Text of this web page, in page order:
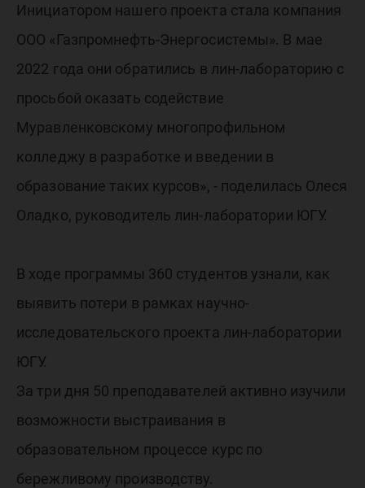
Инициатором нашего проекта стала компания
ООО «Газпромнефть-Энергосистемы». В мае
2022 года они обратились в лин-лабораторию с
просьбой оказать содействие
Муравленковскому многопрофильном
колледжу в разработке и введении в
образование таких курсов», - поделилась Олеся
Оладко, руководитель лин-лаборатории ЮГУ.
В ходе программы 360 студентов узнали, как
выявить потери в рамках научно-
исследовательского проекта лин-лаборатории
ЮГУ.
За три дня 50 преподавателей активно изучили
возможности выстраивания в
образовательном процессе курс по
бережливому производству.